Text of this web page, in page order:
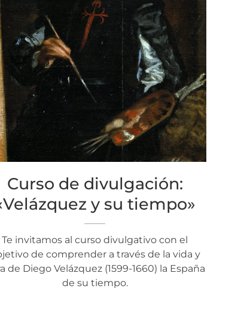
Curso de divulgación:
y su tiempo»
Te invitamos al curso divulgativo con el
de comprender a través de la vida y
de Diego Velázquez (1599-1660) la España
de su tiempo.